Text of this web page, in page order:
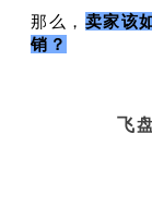
那么， 卖家该
销？
飞